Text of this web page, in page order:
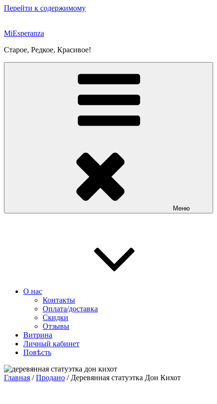
Перейти к содержимому
MiEsperanza
Старое, Редкое, Красивое!
Меню
О нас
Контакты
Оплата/доставка
Скидки
Отзывы
Витрина
Личный кабинет
Повѣсть
Главная /Продано / Деревянная статуэтка Дон Кихот